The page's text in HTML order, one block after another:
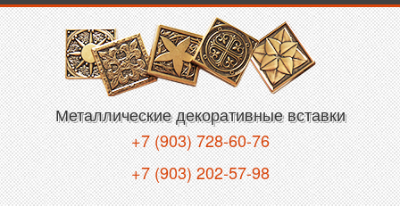
Металлические декоративные вставки
+7 (903) 728-60-76
+7 (903) 202-57-98